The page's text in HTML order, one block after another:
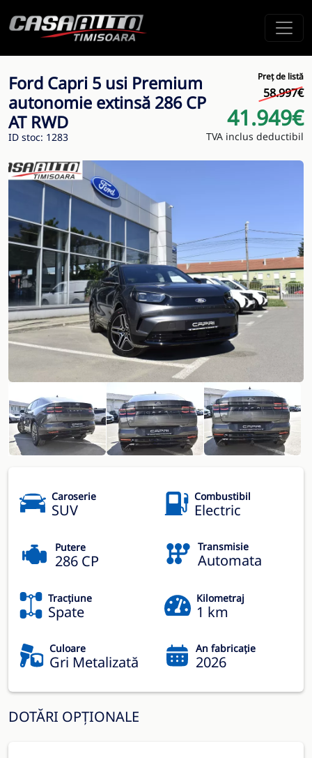
Ford Capri 5 usi Premium
autonomie extinsă 286 CP
AT RWD
ID stoc: 1283
Preț de listă
58.997€
41.949€
TVA inclus deductibil
Caroserie
SUV
Combustibil
Electric
Putere
286 CP
Transmisie
Automata
Tracțiune
Spate
Kilometraj
1 km
Culoare
Gri Metalizată
An fabricație
2026
DOTĂRI OPȚIONALE